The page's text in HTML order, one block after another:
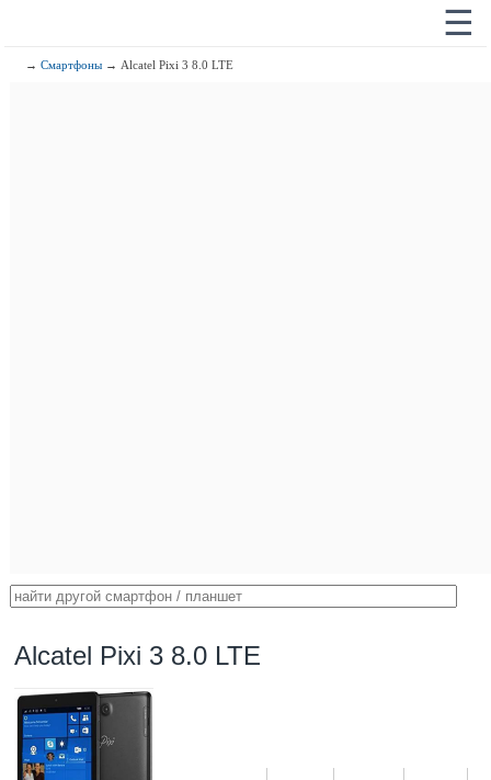
☰
→Смартфоны → Alcatel Pixi 3 8.0 LTE
Alcatel Pixi 3 8.0 LTE